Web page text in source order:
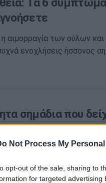
Not Process My
opt-out of the sale, sharing to
for targeted
Τα 6
αιμορραγία των ούλων και
ενοχλήσεις ήσσονος
σημάδια που
και ο πόνος στο